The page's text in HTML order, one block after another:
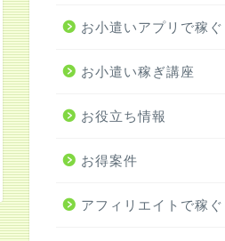
お小遣いアプリで稼ぐ
お小遣い稼ぎ講座
お役立ち情報
お得案件
アフィリエイトで稼ぐ